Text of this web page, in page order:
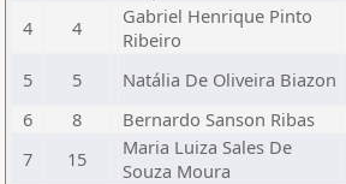
4
4
Gabriel Henrique Pinto
Ribeiro
5 5 Natália De Oliveira Biazon
6
8 Bernardo Sanson Ribas
7
15
Maria Luiza Sales De
Souza Moura